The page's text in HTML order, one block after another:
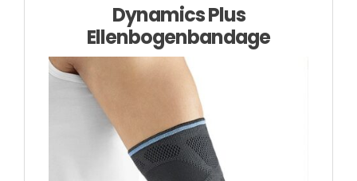
Dynamics Plus
Ellenbogenbandage